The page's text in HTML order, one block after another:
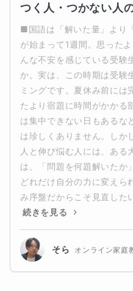
つく人・つかない人
■国語は「解いた量」より
が始まって1週間。思った
んな不安を感じている受験
か。実は、この時期は受験
ミングです。夏休み前には
たより宿題に時間がかかる
は集中できない日もあるな
は珍しくありません。しか
人と伸び悩む人には、ある
は、「問題を何題解いたか
どれだけ自分の力に変えら
み序盤だからこそ見直した
続きを見る
そら オンライン家庭